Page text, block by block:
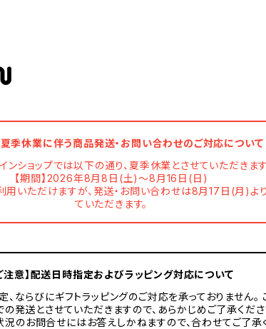
夏季休業に伴う商品発送・お問い合わせのご対応について
ンショップでは以下の通り、夏季休業とさせていただきます
【期間】2026年8月8日(土)～8月16日(日)
いただけますが、発送・お問い合わせは8月17日(月)よ
ていただきます。
注意】配送日時指定およびラッピング対応について
ならびにギフトラッピングのご対応を承っておりません。
発送とさせていただきますので、あらかじめご了承くださ
況のお問合せにはお答えしかねますので、合わせてご了承